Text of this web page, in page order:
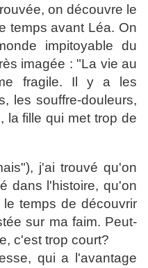
on découvre le
temps avant Léa. On
impitoyable du
imagée : "La vie au
fragile. Il y a les
les souffre-douleurs,
la fille qui met trop de
j'ai trouvé qu'on
dans l'histoire, qu'on
temps de découvrir
sur ma faim. Peut-
c'est trop court?
qui a l'avantage